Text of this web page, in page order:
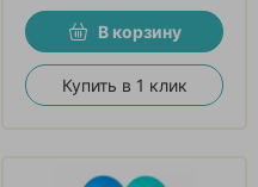
В корзину
Купить в 1 клик